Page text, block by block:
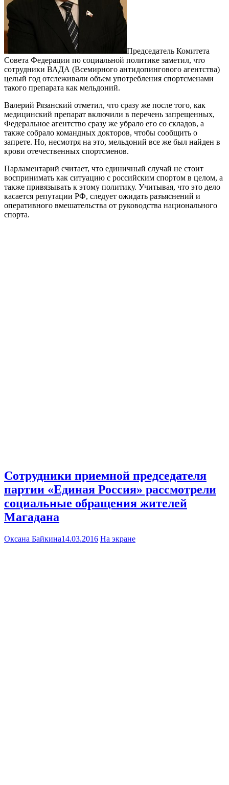
Председатель Комитета
Совета Федерации по социальной политике заметил, что
сотрудники ВАДА (Всемирного антидопингового агентства)
целый год отслеживали объем употребления спортсменами
такого препарата как мельдоний.
Валерий Рязанский отметил, что сразу же после того, как
медицинский препарат включили в перечень запрещенных,
Федеральное агентство сразу же убрало его со складов, а
также собрало командных докторов, чтобы сообщить о
запрете. Но, несмотря на это, мельдоний все же был найден в
крови отечественных спортсменов.
Парламентарий считает, что единичный случай не стоит
воспринимать как ситуацию с российским спортом в целом, а
также привязывать к этому политику. Учитывая, что это дело
касается репутации РФ, следует ожидать разъяснений и
оперативного вмешательства от руководства национального
спорта.
Сотрудники приемной председателя
партии «Единая Россия» рассмотрели
социальные обращения жителей
Магадана
Оксана Байкина14.03.2016 На экране